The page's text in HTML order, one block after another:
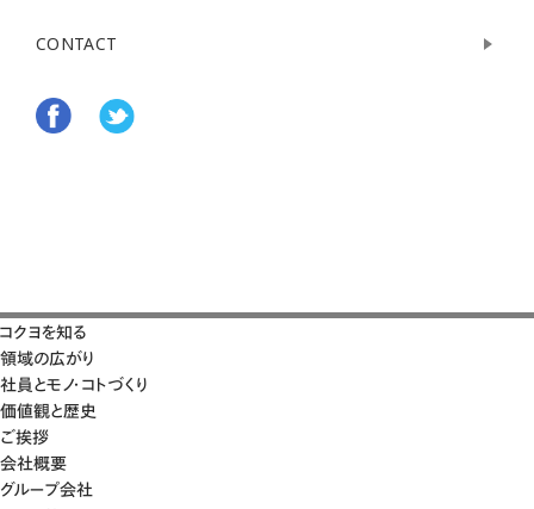
CONTACT
コクヨを知る
領域の広がり
社員とモノ・コトづくり
価値観と歴史
ご挨拶
会社概要
グループ会社